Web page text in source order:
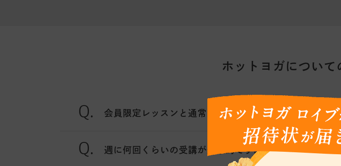
ホットヨガについて
会員限定レッスンと通常のレッスンの違いはなんですか
週に何回くらいの受講が効果的ですか?